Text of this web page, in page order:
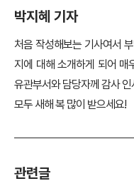
박지혜 기자
처음 작성해보는 기사여서
지에 대해 소개하게 되어 매
유관부서와 담당자께 감사
모두 새해 복 많이 받으세요!
관련글